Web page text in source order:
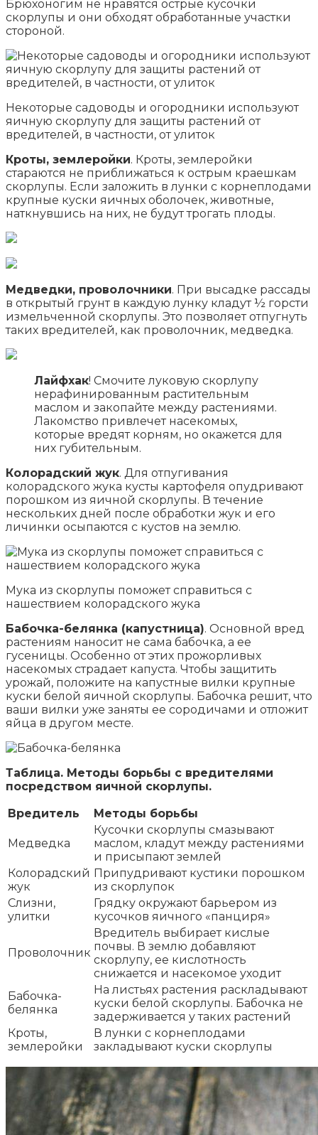
Брюхоногим не нравятся острые кусочки
скорлупы и они обходят обработанные участки
стороной.
Некоторые садоводы и огородники используют
яичную скорлупу для защиты растений от
вредителей, в частности, от улиток
Кроты, землеройки. Кроты, землеройки
стараются не приближаться к острым краешкам
скорлупы. Если заложить в лунки с корнеплодами
крупные куски яичных оболочек, животные,
наткнувшись на них, не будут трогать плоды.
Медведки, проволочники. При высадке рассады
в открытый грунт в каждую лунку кладут ½ горсти
измельченной скорлупы. Это позволяет отпугнуть
таких вредителей, как проволочник, медведка.
Лайфхак! Смочите луковую скорлупу
нерафинированным растительным
маслом и закопайте между растениями.
Лакомство привлечет насекомых,
которые вредят корням, но окажется для
них губительным.
Колорадский жук. Для отпугивания
колорадского жука кусты картофеля опудривают
порошком из яичной скорлупы. В течение
нескольких дней после обработки жук и его
личинки осыпаются с кустов на землю.
Мука из скорлупы поможет справиться с
нашествием колорадского жука
Бабочка-белянка (капустница). Основной вред
растениям наносит не сама бабочка, а ее
гусеницы. Особенно от этих прожорливых
насекомых страдает капуста. Чтобы защитить
урожай, положите на капустные вилки крупные
куски белой яичной скорлупы. Бабочка решит, что
ваши вилки уже заняты ее сородичами и отложит
яйца в другом месте.
Таблица. Методы борьбы с вредителями
посредством яичной скорлупы.
Вредитель
Методы борьбы
Медведка
Кусочки скорлупы смазывают
маслом, кладут между растениями
и присыпают землей
Колорадский
жук
Припудривают кустики порошком
из скорлупок
Слизни,
улитки
Грядку окружают барьером из
кусочков яичного «панциря»
Проволочник
Вредитель выбирает кислые
почвы. В землю добавляют
скорлупу, ее кислотность
снижается и насекомое уходит
Бабочка-
белянка
На листьях растения раскладывают
куски белой скорлупы. Бабочка не
задерживается у таких растений
Кроты,
землеройки
В лунки с корнеплодами
закладывают куски скорлупы